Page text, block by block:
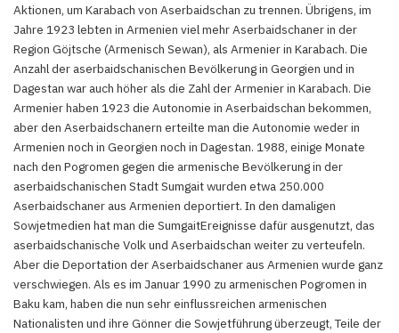
Aktionen, um Karabach von Aserbaidschan zu trennen. Übrigens, im
Jahre 1923 lebten in Armenien viel mehr Aserbaidschaner in der
Region Göjtsche (Armenisch Sewan), als Armenier in Karabach. Die
Anzahl der aserbaidschanischen Bevölkerung in Georgien und in
Dagestan war auch höher als die Zahl der Armenier in Karabach. Die
Armenier haben 1923 die Autonomie in Aserbaidschan bekommen,
aber den Aserbaidschanern erteilte man die Autonomie weder in
Armenien noch in Georgien noch in Dagestan. 1988, einige Monate
nach den Pogromen gegen die armenische Bevölkerung in der
aserbaidschanischen Stadt Sumgait wurden etwa 250.000
Aserbaidschaner aus Armenien deportiert. In den damaligen
Sowjetmedien hat man die SumgaitEreignisse dafür ausgenutzt, das
aserbaidschanische Volk und Aserbaidschan weiter zu verteufeln.
Aber die Deportation der Aserbaidschaner aus Armenien wurde ganz
verschwiegen. Als es im Januar 1990 zu armenischen Pogromen in
Baku kam, haben die nun sehr einflussreichen armenischen
Nationalisten und ihre Gönner die Sowjetführung überzeugt, Teile der